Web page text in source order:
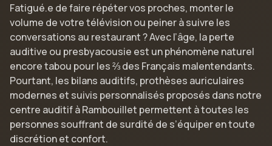
Fatigué.e de faire répéter vos proches, monter le
volume de votre télévision ou peiner à suivre les
conversations au restaurant ? Avec l’âge, la perte
auditive ou presbyacousie est un phénomène naturel
encore tabou pour les ⅔ des Français malentendants.
Pourtant, les bilans auditifs, prothèses auriculaires
modernes et suivis personnalisés proposés dans notre
centre auditif à Rambouillet permettent à toutes les
personnes souffrant de surdité de s’équiper en toute
discrétion et confort.